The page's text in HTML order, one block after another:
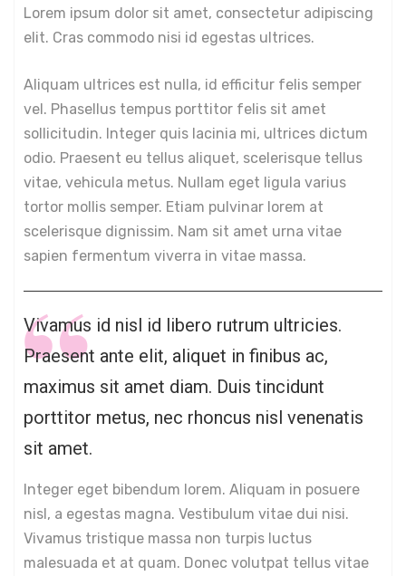
Lorem ipsum dolor sit amet, consectetur adipiscing
elit. Cras commodo nisi id egestas ultrices.
Aliquam ultrices est nulla, id efficitur felis semper
vel. Phasellus tempus porttitor felis sit amet
sollicitudin. Integer quis lacinia mi, ultrices dictum
odio. Praesent eu tellus aliquet, scelerisque tellus
vitae, vehicula metus. Nullam eget ligula varius
tortor mollis semper. Etiam pulvinar lorem at
scelerisque dignissim. Nam sit amet urna vitae
sapien fermentum viverra in vitae massa.
Vivamus id nisl id libero rutrum ultricies.
Praesent ante elit, aliquet in finibus ac,
maximus sit amet diam. Duis tincidunt
porttitor metus, nec rhoncus nisl venenatis
sit amet.
Integer eget bibendum lorem. Aliquam in posuere
nisl, a egestas magna. Vestibulum vitae dui nisi.
Vivamus tristique massa non turpis luctus
malesuada et at quam. Donec volutpat tellus vitae